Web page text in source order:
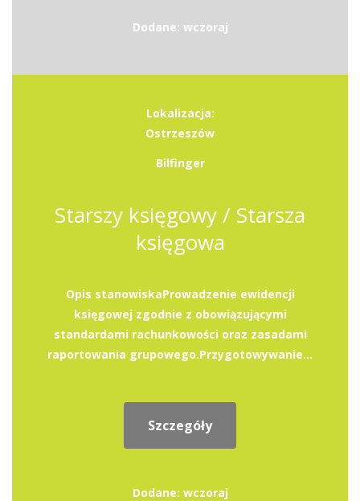
Dodane: wczoraj
Lokalizacja:
Ostrzeszów
Bilfinger
Starszy księgowy / Starsza
księgowa
Opis stanowiskaProwadzenie ewidencji
księgowej zgodnie z obowiązującymi
standardami rachunkowości oraz zasadami
raportowania grupowego.Przygotowywanie...
Szczegóły
Dodane: wczoraj